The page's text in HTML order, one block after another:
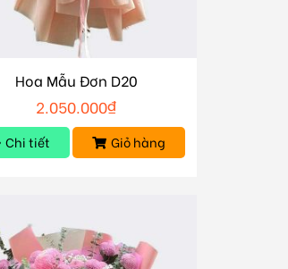
Hoa Mẫu Đơn D20
2.050.000₫
Chi tiết Giỏ hàng